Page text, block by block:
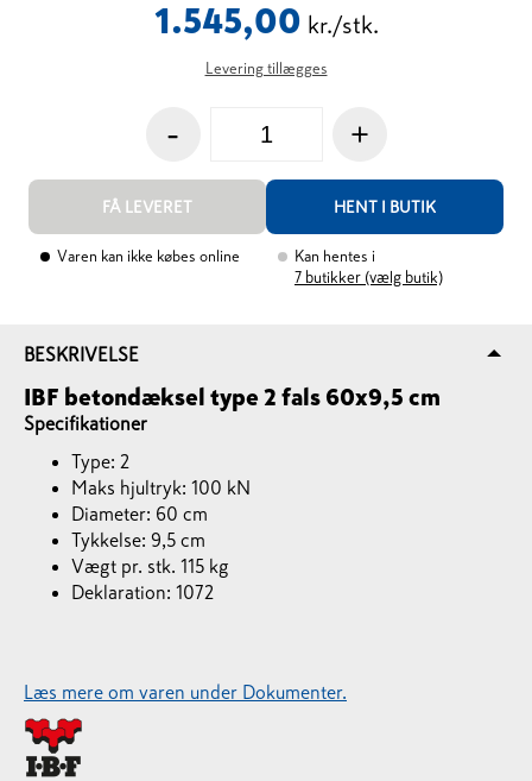
1.545,00 kr./stk.
Levering tillægges
- +
FÅ LEVERET HENT I BUTIK
Varen kan ikke købes online
Kan hentes i
7 butikker (vælg butik)
BESKRIVELSE
IBF betondæksel type 2 fals 60x9,5 cm
Specifikationer
Type: 2
Maks hjultryk: 100 kN
Diameter: 60 cm
Tykkelse: 9,5 cm
Vægt pr. stk. 115 kg
Deklaration: 1072
Læs mere om varen under Dokumenter.